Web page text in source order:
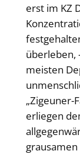
erst im KZ
überleben,
meisten
„Zigeuner-
erliegen